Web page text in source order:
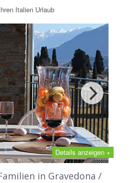
Italien Urlaub
Details anzeigen +
in Gravedona /